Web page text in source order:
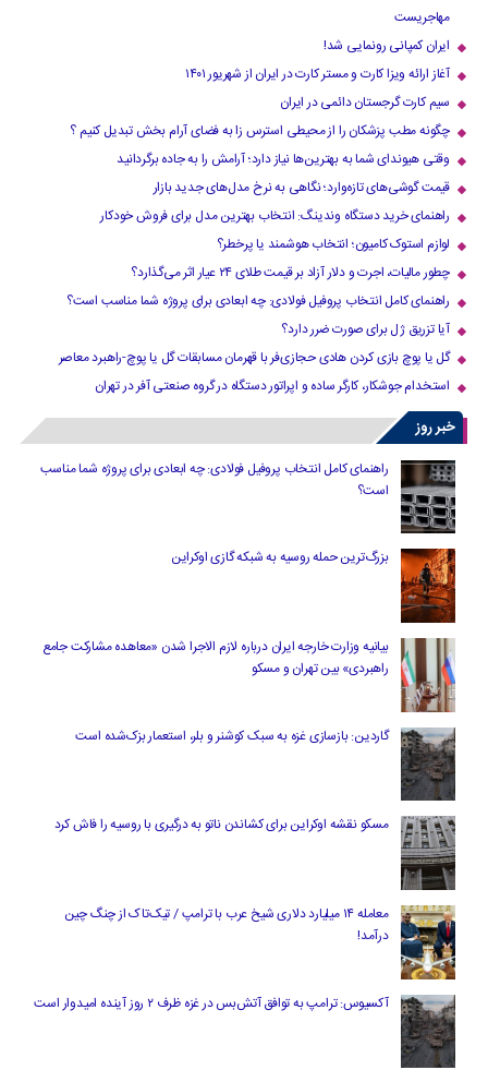
مهاجریست
ایران کمپانی رونمایی شد!
آغاز ارائه ویزا کارت و مستر کارت در ایران از شهریور ۱۴۰۱
سیم کارت گرجستان دائمی در ایران
چگونه مطب پزشکان را از محیطی استرس زا به فضای آرام بخش تبدیل کنیم ؟
وقتی هیوندای شما به بهترین‌ها نیاز دارد؛ آرامش را به جاده برگردانید
قیمت گوشی‌های تازه‌وارد؛ نگاهی به نرخ مدل‌های جدید بازار
راهنمای خرید دستگاه وندینگ: انتخاب بهترین مدل برای فروش خودکار
لوازم استوک کامیون؛ انتخاب هوشمند یا پرخطر؟
چطور مالیات، اجرت و دلار آزاد بر قیمت طلای ۲۴ عیار اثر می‌گذارد؟
راهنمای کامل انتخاب پروفیل فولادی: چه ابعادی برای پروژه شما مناسب است؟
آیا تزریق ژل برای صورت ضرر دارد​؟
گل یا پوچ بازی کردن هادی حجازی‌فر با قهرمان مسابقات گل یا پوچ-راهبرد معاصر
استخدام جوشکار، کارگر ساده و اپراتور دستگاه در گروه صنعتی آفر در تهران
خبر روز
راهنمای کامل انتخاب پروفیل فولادی: چه ابعادی برای پروژه شما مناسب
است؟
بزرگ‌ترین حمله روسیه به شبکه گازی اوکراین
بیانیه وزارت خارجه ایران درباره لازم‌ الاجرا شدن «معاهده مشارکت جامع
راهبردی» بین تهران و مسکو
گاردین: بازسازی غزه به سبک کوشنر و بلر، استعمار بزک‌شده است
مسکو نقشه اوکراین برای کشاندن ناتو به درگیری با روسیه را فاش کرد
معامله ۱۴ میلیارد دلاری شیخ عرب با ترامپ / تیک‌تاک از چنگ چین
درآمد!
آکسیوس: ترامپ به توافق آتش‌بس در غزه ظرف ۲ روز آینده امیدوار است